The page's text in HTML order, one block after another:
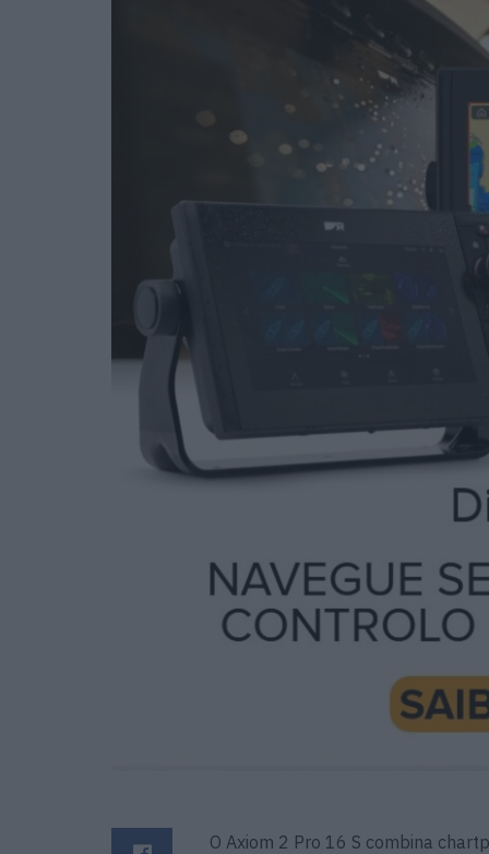
O Axiom 2 Pro 16 S combina